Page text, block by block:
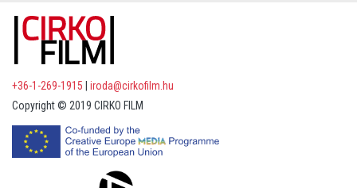
+36-1-269-1915
iroda@cirkofilm.hu
Copyright © 2019 CIRKO FILM